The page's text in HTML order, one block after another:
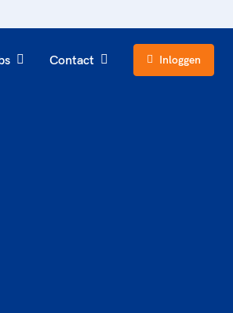
Contact Inloggen